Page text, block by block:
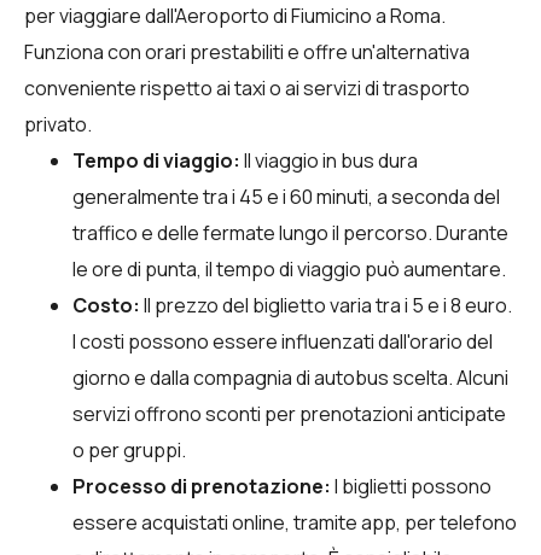
per viaggiare dall'Aeroporto di Fiumicino a Roma.
Funziona con orari prestabiliti e offre un'alternativa
conveniente rispetto ai taxi o ai servizi di trasporto
privato.
Tempo di viaggio: Il viaggio in bus dura
generalmente tra i 45 e i 60 minuti, a seconda del
traffico e delle fermate lungo il percorso. Durante
le ore di punta, il tempo di viaggio può aumentare.
Costo: Il prezzo del biglietto varia tra i 5 e i 8 euro.
I costi possono essere influenzati dall'orario del
giorno e dalla compagnia di autobus scelta. Alcuni
servizi offrono sconti per prenotazioni anticipate
o per gruppi.
Processo di prenotazione: I biglietti possono
essere acquistati online, tramite app, per telefono